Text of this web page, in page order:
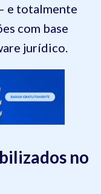
e totalmente
com base
jurídico.
no